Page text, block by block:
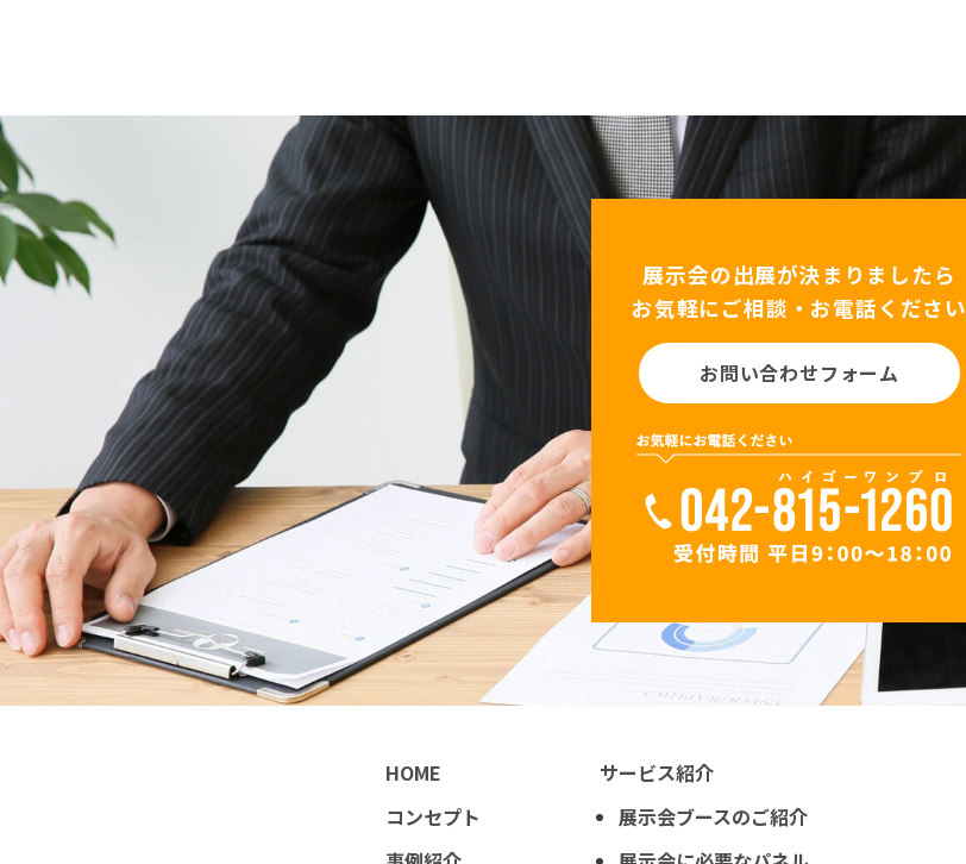
展示会の出展が決まりましたら
お気軽にご相談・お電話ください
お問い合わせフォーム
HOME
コンセプト
サービス紹介
展示会ブースのご紹介